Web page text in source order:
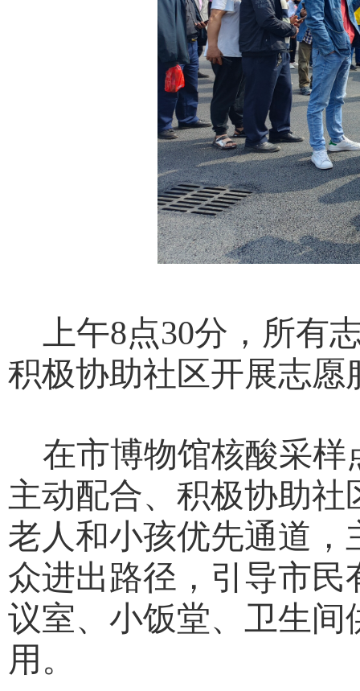
上午8点30分，所有
积极协助社区开展志
在市博物馆核酸采
主动配合、积极协助
老人和小孩优先通道
众进出路径，引导市
议室、小饭堂、卫生
用。